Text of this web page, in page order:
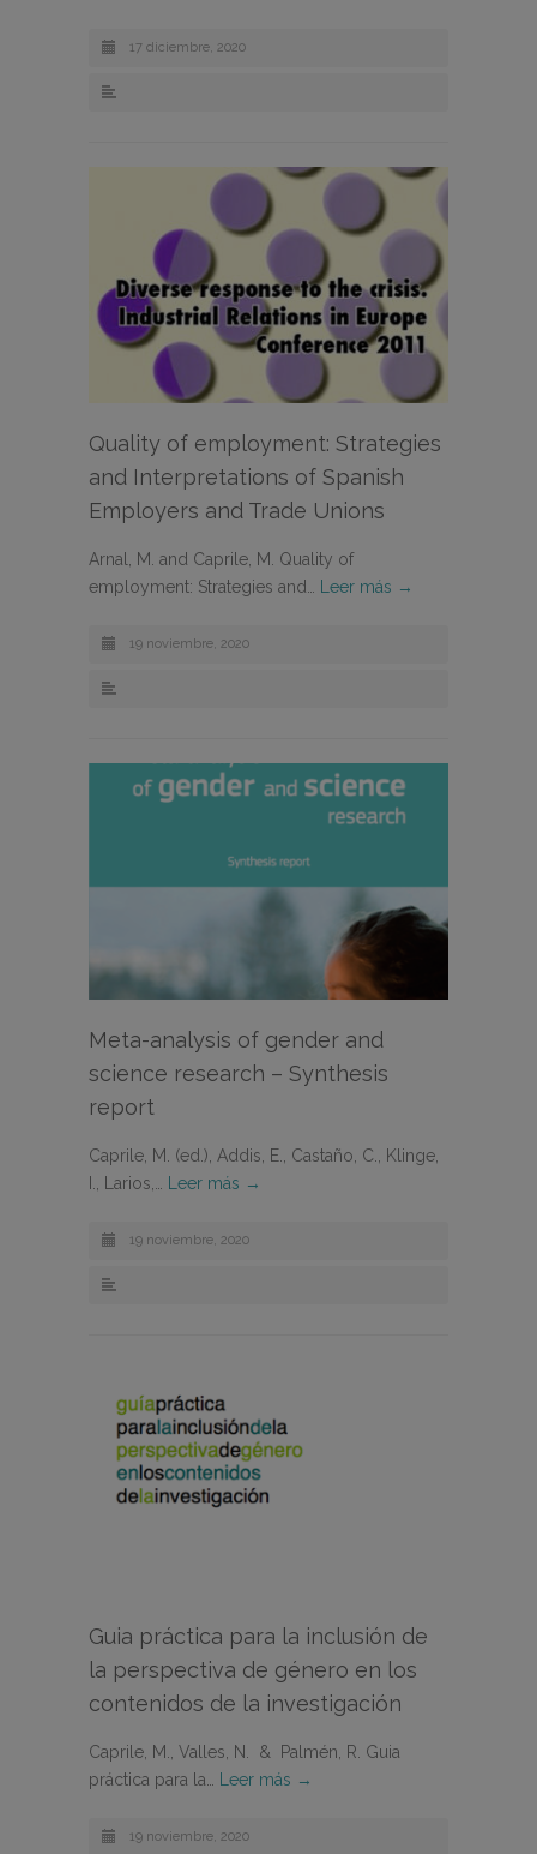
17 diciembre, 2020
Quality of employment: Strategies
and Interpretations of Spanish
Employers and Trade Unions
Arnal, M. and Caprile, M. Quality of
employment: Strategies and…
Leer más →
19 noviembre, 2020
Meta-analysis of gender and
science research – Synthesis
report
Caprile, M. (ed.), Addis, E., Castaño, C., Klinge,
I., Larios,…
Leer más →
19 noviembre, 2020
Guia práctica para la inclusión de
la perspectiva de género en los
contenidos de la investigación
Caprile, M., Valles, N. & Palmén, R. Guia
práctica para la…
Leer más →
19 noviembre, 2020